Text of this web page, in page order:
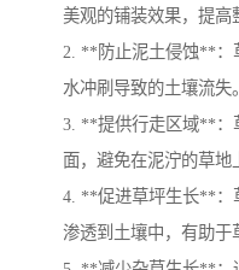
美观的铺装效果，提高
2. **防止泥土侵蚀**：
水冲刷导致的土壤流失。
3. **提供行走区域**：
面，避免在泥泞的草地
4. **促进草坪生长**：
渗透到土壤中，有助于